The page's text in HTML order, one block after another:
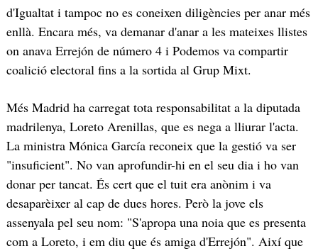
d'Igualtat i tampoc no es coneixen diligències per anar més
enllà. Encara més, va demanar d'anar a les mateixes llistes
on anava Errejón de número 4 i Podemos va compartir
coalició electoral fins a la sortida al Grup Mixt.
Més Madrid ha carregat tota responsabilitat a la diputada
madrilenya, Loreto Arenillas, que es nega a lliurar l'acta.
La ministra Mónica García reconeix que la gestió va ser
"insuficient". No van aprofundir-hi en el seu dia i ho van
donar per tancat. És cert que el tuit era anònim i va
desaparèixer al cap de dues hores. Però la jove els
assenyala pel seu nom: "S'apropa una noia que es presenta
com a Loreto, i em diu que és amiga d'Errejón". Així que